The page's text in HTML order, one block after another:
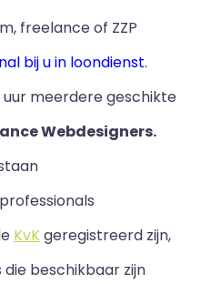
freelance of ZZP
bij u in loondienst.
meerdere geschikte
Webdesigners.
professionals
KvKgeregistreerd zijn,
beschikbaar zijn